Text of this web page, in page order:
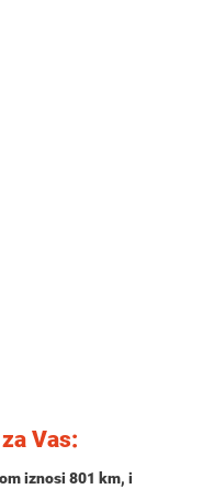
Vas:
iznosi 801 km, i